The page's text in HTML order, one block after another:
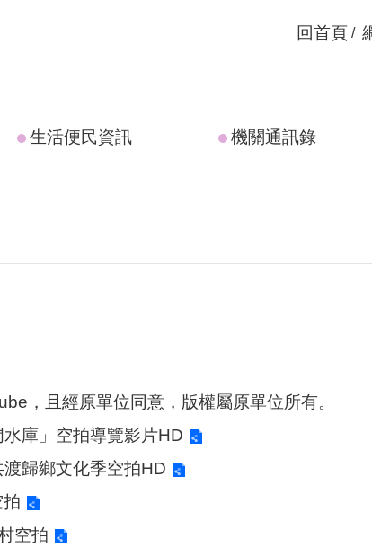
回首頁
生活便民資訊 機關通訊錄
，且經原單位同意，版權屬原單位所有。
庫」空拍導覽影片HD
歸鄉文化季空拍HD
空拍